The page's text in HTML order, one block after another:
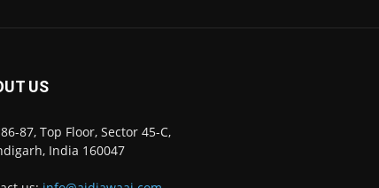
US
87, Top Floor, Sector 45-C,
India 160047